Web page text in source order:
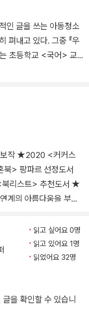
인 글을 쓰는 아동청소
펴내고 있다. 그중 『우
초등학교 <국어> 교
있는 내 얼굴』 『화가
고 그리다』 등이 있다.
보작 ★2020 <커커스
> 팡파르 선정도서
리스트> 추천도서 ★
이 아니라, 추억과 유대
-<커커스 리뷰> ▶말
그림책 『하이킹』은
리가 들려오기 시작한
분주한 소리, 도시를 벗
찬 엔진 소리, 그리고
읽고 싶어요 0명
읽고 있어요 1명
읽었어요 32명
을 확인할 수 있습니